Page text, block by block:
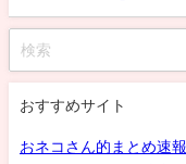
おすすめサイト
おネコさん的まとめ速